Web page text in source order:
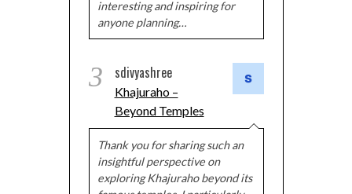
interesting and inspiring for
anyone planning…
3 sdivyashree
Khajuraho –
Beyond Temples
Thank you for sharing such an
insightful perspective on
exploring Khajuraho beyond its